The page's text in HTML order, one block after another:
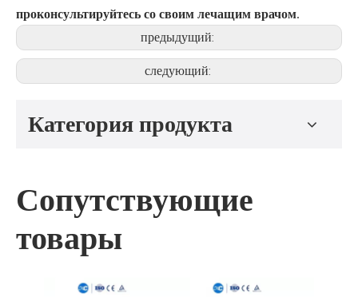
проконсультируйтесь со своим лечащим врачом.
предыдущий:
следующий:
Категория продукта
Сопутствующие
товары